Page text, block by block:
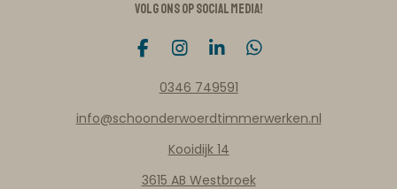
Volg ons op social media!
F
b
k
I
s
a
r
a
L
n
e
I
n
W
s
0346 749591
info@schoonderwoerdtimmerwerken.nl
Kooidijk 14
3615 AB Westbroek